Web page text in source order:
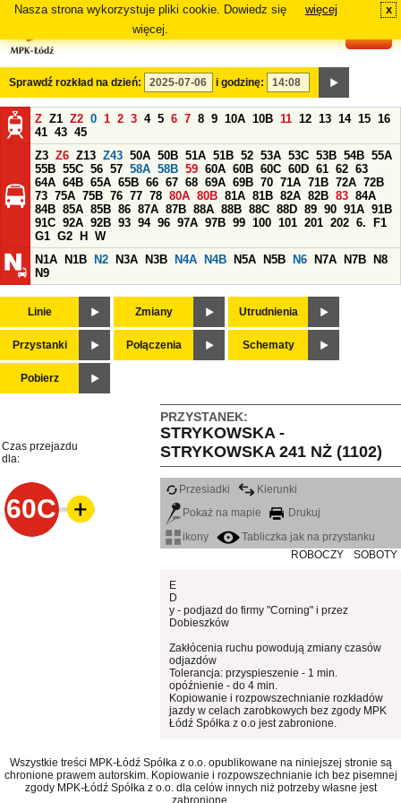
Nasza strona wykorzystuje pliki cookie. Dowiedz się
więcej.
więcej x
Sprawdź rozkład na dzień: i godzinę:
Z Z1 Z2 0 1 2 3 4 5 6 7 8 9 10A 10B 11 12 13 14 15 16
41 43 45
Z3 Z6 Z13 Z43 50A 50B 51A 51B 52 53A 53C 53B 54B 55A
55B 55C 56 57 58A 58B 59 60A 60B 60C 60D 61 62 63
64A 64B 65A 65B 66 67 68 69A 69B 70 71A 71B 72A 72B
73 75A 75B 76 77 78 80A 80B 81A 81B 82A 82B 83 84A
84B 85A 85B 86 87A 87B 88A 88B 88C 88D 89 90 91A 91B
91C 92A 92B 93 94 96 97A 97B 99 100 101 201 202 6.
F1
G1 G2 H
W
N1A
N1B N2 N3A N3B N4A N4B N5A N5B N6 N7A N7B
N8
N9
Linie Zmiany Utrudnienia
Przystanki Połączenia Schematy
Pobierz
PRZYSTANEK:
STRYKOWSKA -
STRYKOWSKA 241 NŻ (1102)
Czas przejazdu
dla:
60C
Przesiadki
Kierunki
Pokaż na mapie
Drukuj
ikony
Tabliczka jak na przystanku
ROBOCZY
SOBOTY
E
D
y - podjazd do firmy "Corning" i przez
Dobieszków
Zakłócenia ruchu powodują zmiany czasów
odjazdów
Tolerancja: przyspieszenie - 1 min.
opóźnienie - do 4 min.
Kopiowanie i rozpowszechnianie rozkładów
jazdy w celach zarobkowych bez zgody MPK
Łódź Spółka z o.o jest zabronione.
Wszystkie treści MPK-Łódź Spółka z o.o. opublikowane na niniejszej stronie są
chronione prawem autorskim. Kopiowanie i rozpowszechnianie ich bez pisemnej
zgody MPK-Łódź Spółka z o.o. dla celów innych niż potrzeby własne jest
zabronione.